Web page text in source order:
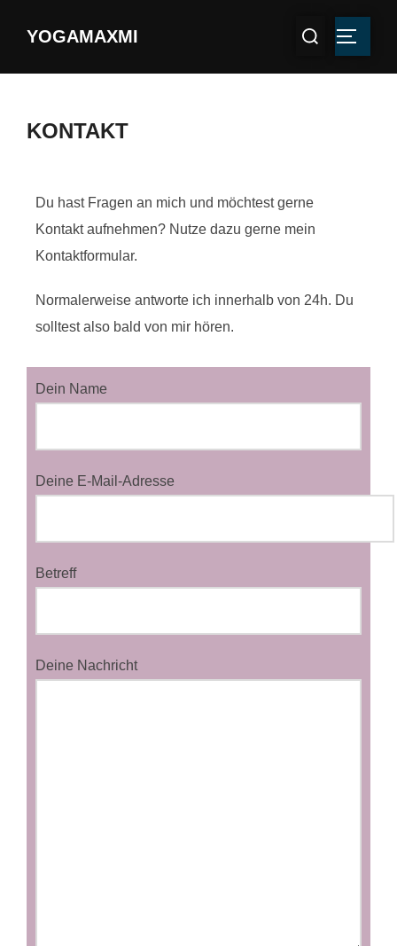
YOGAMAXMI
KONTAKT
Du hast Fragen an mich und möchtest gerne
Kontakt aufnehmen? Nutze dazu gerne mein
Kontaktformular.
Normalerweise antworte ich innerhalb von 24h. Du
solltest also bald von mir hören.
Dein Name
Deine E-Mail-Adresse
Betreff
Deine Nachricht